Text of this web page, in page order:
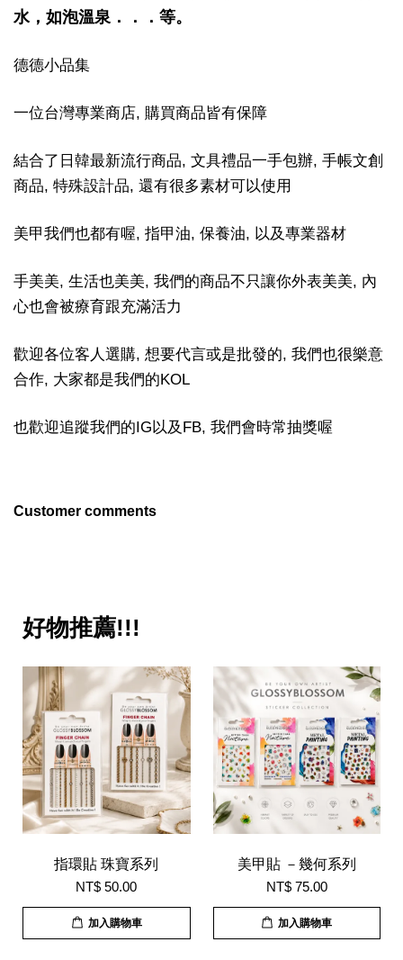
水，如泡溫泉．．．等。
德德小品集
一位台灣專業商店, 購買商品皆有保障
結合了日韓最新流行商品, 文具禮品一手包辦, 手帳文創
商品, 特殊設計品, 還有很多素材可以使用
美甲我們也都有喔, 指甲油, 保養油, 以及專業器材
手美美, 生活也美美, 我們的商品不只讓你外表美美, 內
心也會被療育跟充滿活力
歡迎各位客人選購, 想要代言或是批發的, 我們也很樂意
合作, 大家都是我們的KOL
也歡迎追蹤我們的IG以及FB, 我們會時常抽獎喔
Customer comments
好物推薦!!!
指環貼 珠寶系列
NT$ 50.00
加入購物車
美甲貼 －幾何系列
NT$ 75.00
加入購物車